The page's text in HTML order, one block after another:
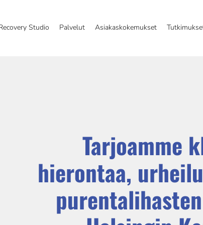
Studio Palvelut Asiakaskokemukset
Tarjoamme
hierontaa,